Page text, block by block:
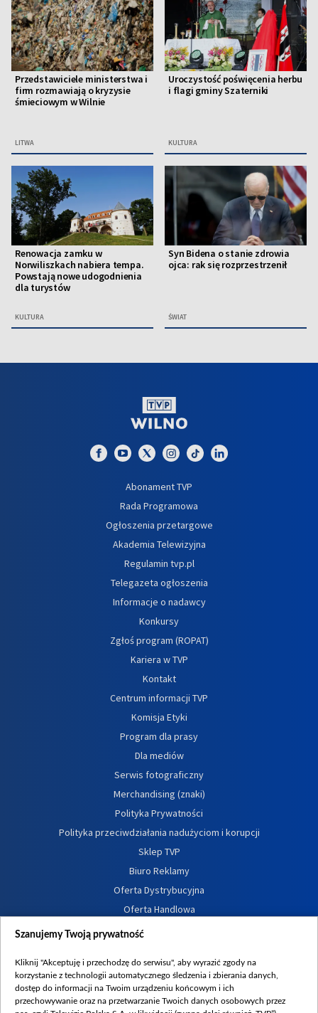
Przedstawiciele ministerstwa i
firm rozmawiają o kryzysie
śmieciowym w Wilnie
LITWA
Uroczystość poświęcenia herbu
i flagi gminy Szaterniki
KULTURA
Renowacja zamku w
Norwiliszkach nabiera tempa.
Powstają nowe udogodnienia
dla turystów
KULTURA
Syn Bidena o stanie zdrowia
ojca: rak się rozprzestrzenił
ŚWIAT
Abonament TVP
Rada Programowa
Ogłoszenia przetargowe
Akademia Telewizyjna
Regulamin tvp.pl
Telegazeta ogłoszenia
Informacje o nadawcy
Konkursy
Zgłoś program (ROPAT)
Kariera w TVP
Kontakt
Centrum informacji TVP
Komisja Etyki
Program dla prasy
Dla mediów
Serwis fotograficzny
Merchandising (znaki)
Polityka Prywatności
Polityka przeciwdziałania nadużyciom i korupcji
Sklep TVP
Biuro Reklamy
Oferta Dystrybucyjna
Oferta Handlowa
Dostępność
Procedura zgłoszeń wewnętrznych
Szanujemy Twoją prywatność
Kliknij "Akceptuję i przechodzę do serwisu", aby wyrazić zgody na
korzystanie z technologii automatycznego śledzenia i zbierania danych,
dostęp do informacji na Twoim urządzeniu końcowym i ich
przechowywanie oraz na przetwarzanie Twoich danych osobowych przez